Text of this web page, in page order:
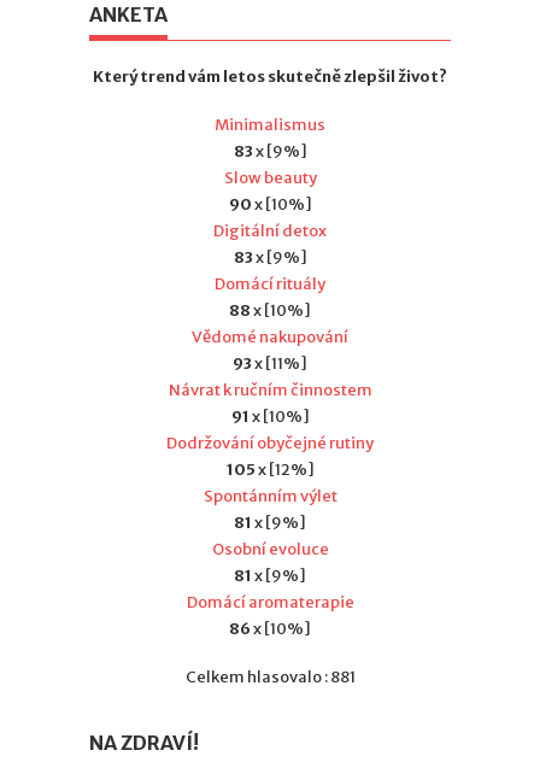
ANKETA
Který trend vám letos skutečně zlepšil život?
Minimalismus
83x [9%]
Slow beauty
90x [10%]
Digitální detox
83x [9%]
Domácí rituály
88x [10%]
Vědomé nakupování
93x [11%]
Návrat k ručním činnostem
91 x [10%]
Dodržování obyčejné rutiny
105x [12%]
Spontánním výlet
81 x [9%]
Osobní evoluce
81 x [9%]
Domácí aromaterapie
86x [10%]
Celkem hlasovalo : 881
NA ZDRAVÍ!